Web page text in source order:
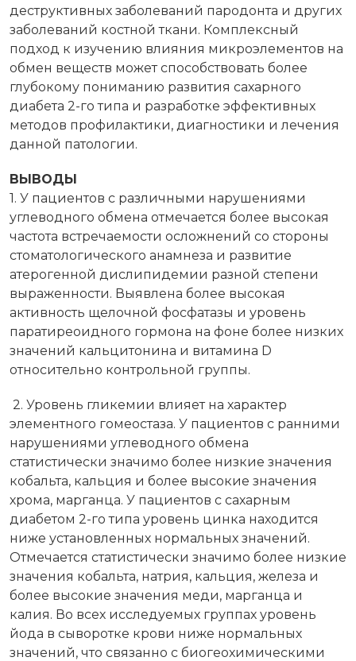
деструктивных заболеваний пародонта и других
заболеваний костной ткани. Комплексный
подход к изучению влияния микроэлементов на
обмен веществ может способствовать более
глубокому пониманию развития сахарного
диабета 2-го типа и разработке эффективных
методов профилактики, диагностики и лечения
данной патологии.
ВЫВОДЫ
1. У пациентов с различными нарушениями
углеводного обмена отмечается более высокая
частота встречаемости осложнений со стороны
стоматологического анамнеза и развитие
атерогенной дислипидемии разной степени
выраженности. Выявлена более высокая
активность щелочной фосфатазы и уровень
паратиреоидного гормона на фоне более низких
значений кальцитонина и витамина D
относительно контрольной группы.
2. Уровень гликемии влияет на характер
элементного гомеостаза. У пациентов с ранними
нарушениями углеводного обмена
статистически значимо более низкие значения
кобальта, кальция и более высокие значения
хрома, марганца. У пациентов с сахарным
диабетом 2-го типа уровень цинка находится
ниже установленных нормальных значений.
Отмечается статистически значимо более низкие
значения кобальта, натрия, кальция, железа и
более высокие значения меди, марганца и
калия. Во всех исследуемых группах уровень
йода в сыворотке крови ниже нормальных
значений, что связанно с биогеохимическими